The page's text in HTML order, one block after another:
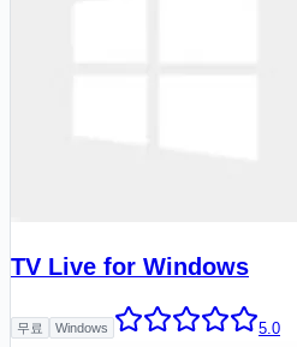
TV Live for Windows
무료 Windows 5.0